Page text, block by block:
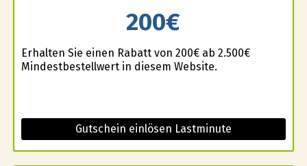
200€
Erhalten Sie einen Rabatt von 200€ ab 2.500€
Mindestbestellwert in diesem Website.
Gutschein einlösen Lastminute